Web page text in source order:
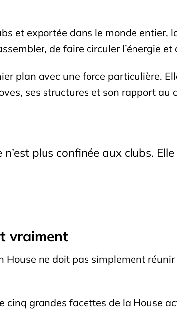
et exportée dans le monde entier,
de faire circuler l’énergie
plan avec une force particulière.
ses structures et son rapport
n’est plus confinée aux clubs.
vraiment
House ne doit pas simplement
cinq grandes facettes de la House